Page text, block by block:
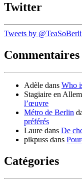
Twitter
Tweets by
Commentaires
Adèle dans Who
Stagiaire en
l’œuvre
Métro de Berlin
préférés
Laure dans De
pikpuss dans
Catégories